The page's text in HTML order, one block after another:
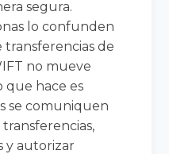
segura.
lo confunden
de
no mueve
que hace es
se comuniquen
y autorizar